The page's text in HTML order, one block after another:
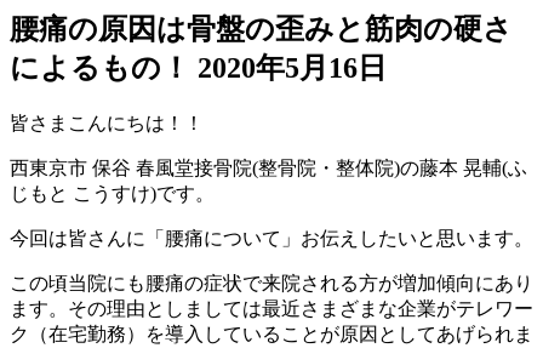
腰痛の原因は骨盤の歪みと筋肉の硬さ
によるもの！
2020年5月16日
皆さまこんにちは！！
西東京市 保谷 春風堂接骨院(整骨院・整体院)の藤本 晃輔(ふ
じもと こうすけ)です。
今回は皆さんに「腰痛について」お伝えしたいと思います。
この頃当院にも腰痛の症状で来院される方が増加傾向にあり
ます。その理由としましては最近さまざまな企業がテレワー
ク（在宅勤務）を導入していることが原因としてあげられま